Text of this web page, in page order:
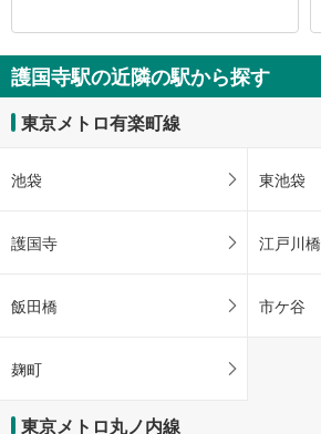
護国寺駅の近隣の駅から探す
東京メトロ有楽町線
池袋 東池袋
護国寺 江戸川橋
飯田橋 市ケ谷
麹町
東京メトロ丸ノ内線